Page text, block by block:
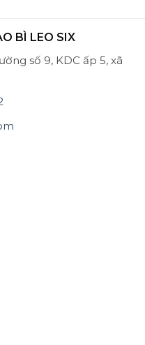
BÌ LEO SIX
số 9, KDC ấp 5, xã